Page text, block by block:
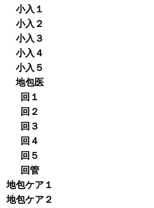
小入１
小入２
小入３
小入４
小入５
地包医
回１
回２
回３
回４
回５
回管
地包ケア１
地包ケア２